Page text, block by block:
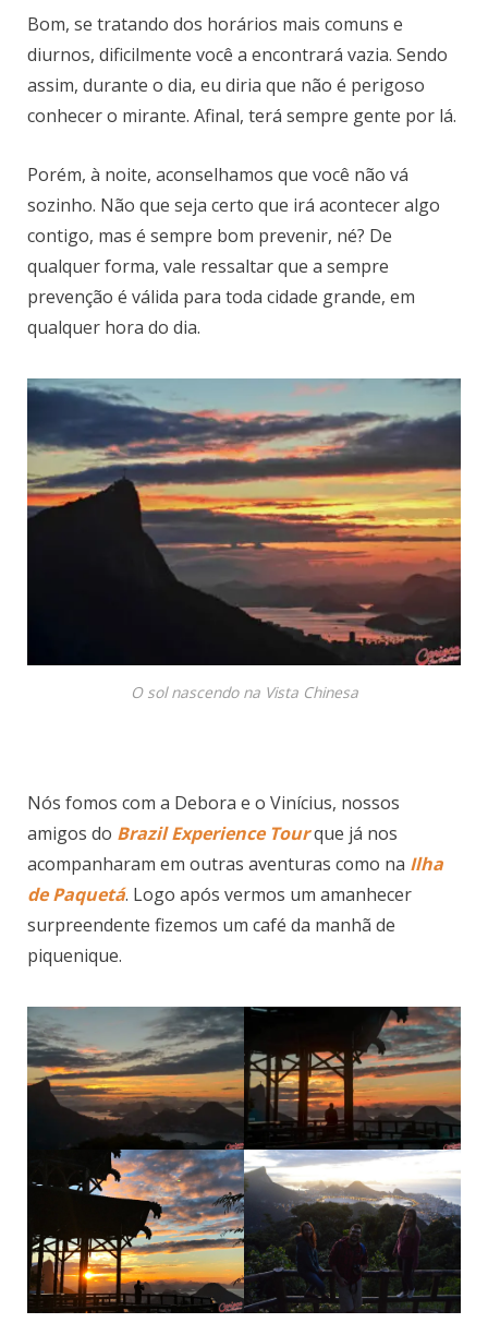
Bom, se tratando dos horários mais comuns e
diurnos, dificilmente você a encontrará vazia. Sendo
assim, durante o dia, eu diria que não é perigoso
conhecer o mirante. Afinal, terá sempre gente por lá.
Porém, à noite, aconselhamos que você não vá
sozinho. Não que seja certo que irá acontecer algo
contigo, mas é sempre bom prevenir, né? De
qualquer forma, vale ressaltar que a sempre
prevenção é válida para toda cidade grande, em
qualquer hora do dia.
O sol nascendo na Vista Chinesa
Nós fomos com a Debora e o Vinícius, nossos
amigos do Brazil Experience Tourque já nos
acompanharam em outras aventuras como na Ilha
de Paquetá. Logo após vermos um amanhecer
surpreendente fizemos um café da manhã de
piquenique.